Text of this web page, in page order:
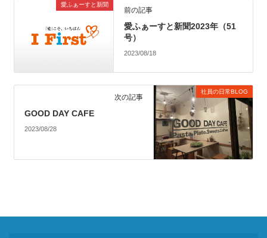
愛ふぁーすと新聞
前の記事
愛ふぁーすと新聞2023年（51
号）
2023/08/18
社員の日常BLOG
次の記事
GOOD DAY CAFE
2023/08/28